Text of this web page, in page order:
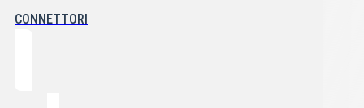
CONNETTORI